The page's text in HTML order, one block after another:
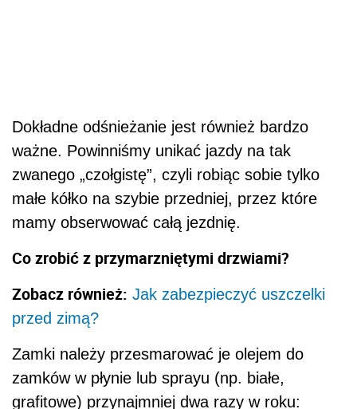
Dokładne odśnieżanie jest również bardzo
ważne. Powinniśmy unikać jazdy na tak
zwanego „czołgistę”, czyli robiąc sobie tylko
małe kółko na szybie przedniej, przez które
mamy obserwować całą jezdnię.
Co zrobić z przymarzniętymi drzwiami?
Zobacz również: Jak zabezpieczyć uszczelki
przed zimą?
Zamki należy przesmarować je olejem do
zamków w płynie lub sprayu (np. białe,
grafitowe) przynajmniej dwa razy w roku: